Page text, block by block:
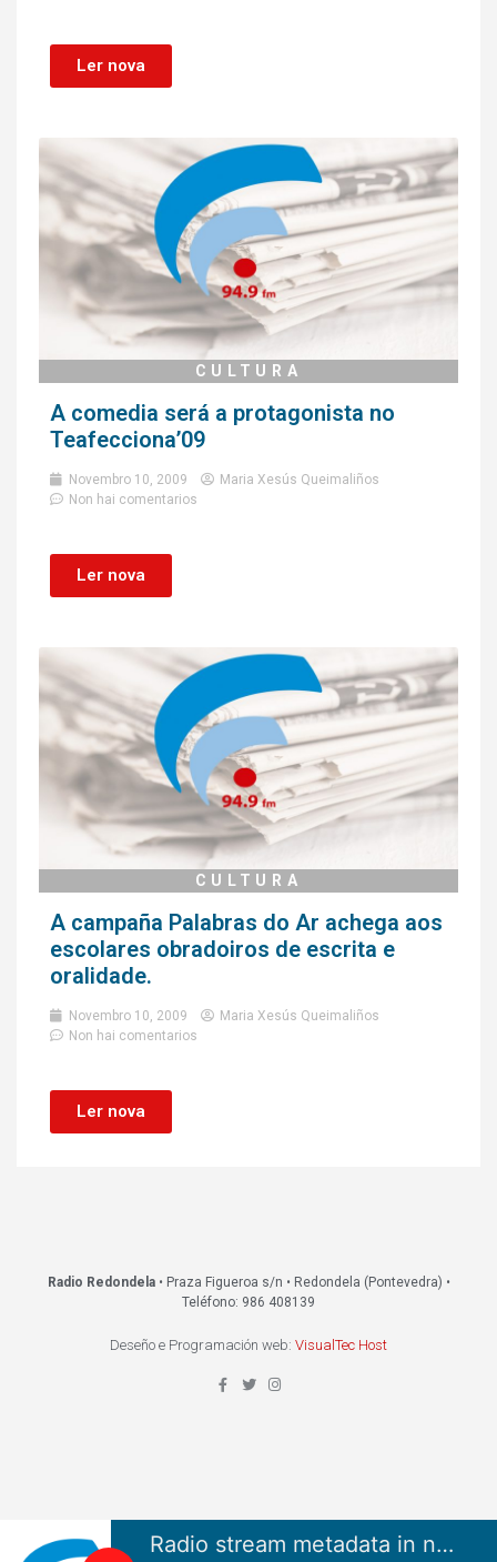
Ler nova
CULTURA
A comedia será a protagonista no
Teafecciona’09
Novembro 10, 2009
Maria Xesús Queimaliños
Non hai comentarios
Ler nova
CULTURA
A campaña Palabras do Ar achega aos
escolares obradoiros de escrita e
oralidade.
Novembro 10, 2009
Maria Xesús Queimaliños
Non hai comentarios
Ler nova
Radio Redondela• Praza Figueroa s/n • Redondela (Pontevedra) •
Teléfono: 986 408139
Deseño e Programación web: VisualTec Host
Radio stream metadata in not available.